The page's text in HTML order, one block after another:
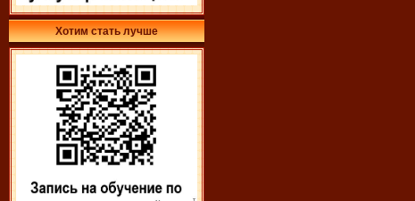
Хотим стать лучше